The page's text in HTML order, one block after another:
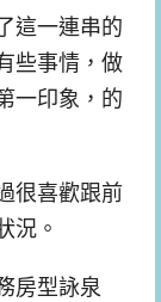
這一連串的
些事情，做
一印象，的
很喜歡跟前
況。
房型詠泉